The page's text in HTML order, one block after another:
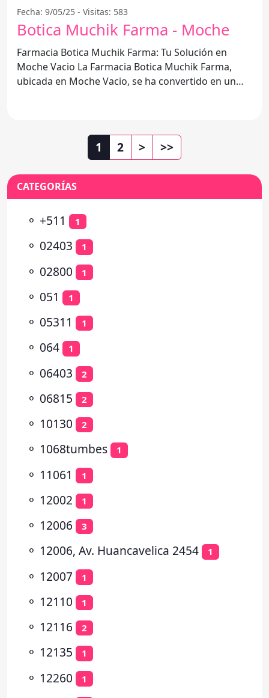
Fecha: 9/05/25 - Visitas: 583
Botica Muchik Farma - Moche
Farmacia Botica Muchik Farma: Tu Solución en
Moche Vacio La Farmacia Botica Muchik Farma,
ubicada en Moche Vacio, se ha convertido en un
1 2 > >>
CATEGORÍAS
⚬ +511 1
⚬ 02403 1
⚬ 02800 1
⚬ 051 1
⚬ 05311 1
⚬ 064 1
⚬ 06403 2
⚬ 06815 2
⚬ 10130 2
⚬ 1068tumbes 1
⚬ 11061 1
⚬ 12002 1
⚬ 12006 3
⚬ 12006, Av. Huancavelica 2454 1
⚬ 12007 1
⚬ 12110 1
⚬ 12116 2
⚬ 12135 1
⚬ 12260 1